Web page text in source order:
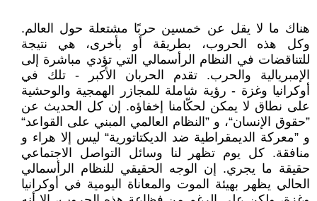
هناك ما لا يقل عن خمسين حربًا مشتعلة حول العالم.
وكل هذه الحروب، بطريقة أو بأخرى، هي نتيجة
للتناقضات في النظام الرأسمالي التي تؤدي مباشرة إلى
الإمبريالية والحرب. تقدم الحربان الأكبر - تلك في
أوكرانيا وغزة - رؤية شاملة للمجازر الهمجية والوحشية
على نطاق لا يمكن لحكّامنا إخفاؤه. إن كل الحديث عن
”حقوق الإنسان“، و ”النظام العالمي المبني على القواعد“
و ”معركة الديمقراطية ضد الديكتاتورية“ ليس إلا هراء و
منافقة. كل يوم تظهر لنا وسائل التواصل الاجتماعي
حقيقة ما يجري. إن الوجه الحقيقي للنظام الرأسمالي
الحالي يظهر بهيئة الموت والمعاناة اليومية في أوكرانيا